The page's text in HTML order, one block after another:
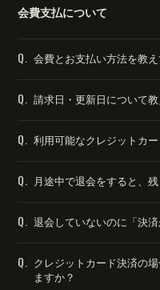
会費支払について
Q. 会費とお支払い方法を教え
Q. 請求日・更新日について教
Q. 利用可能なクレジットカー
Q. 月途中で退会をすると、
Q. 退会していないのに「決
Q.
クレジットカード決済の
ますか？